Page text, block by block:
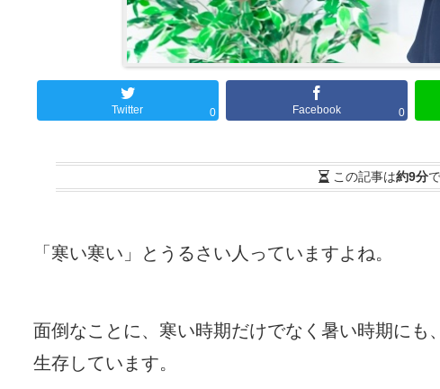
Twitter 0 Facebook 0
この記事は約9分
「寒い寒い」とうるさい人っていますよね。
面倒なことに、寒い時期だけでなく暑い時期に
生存しています。